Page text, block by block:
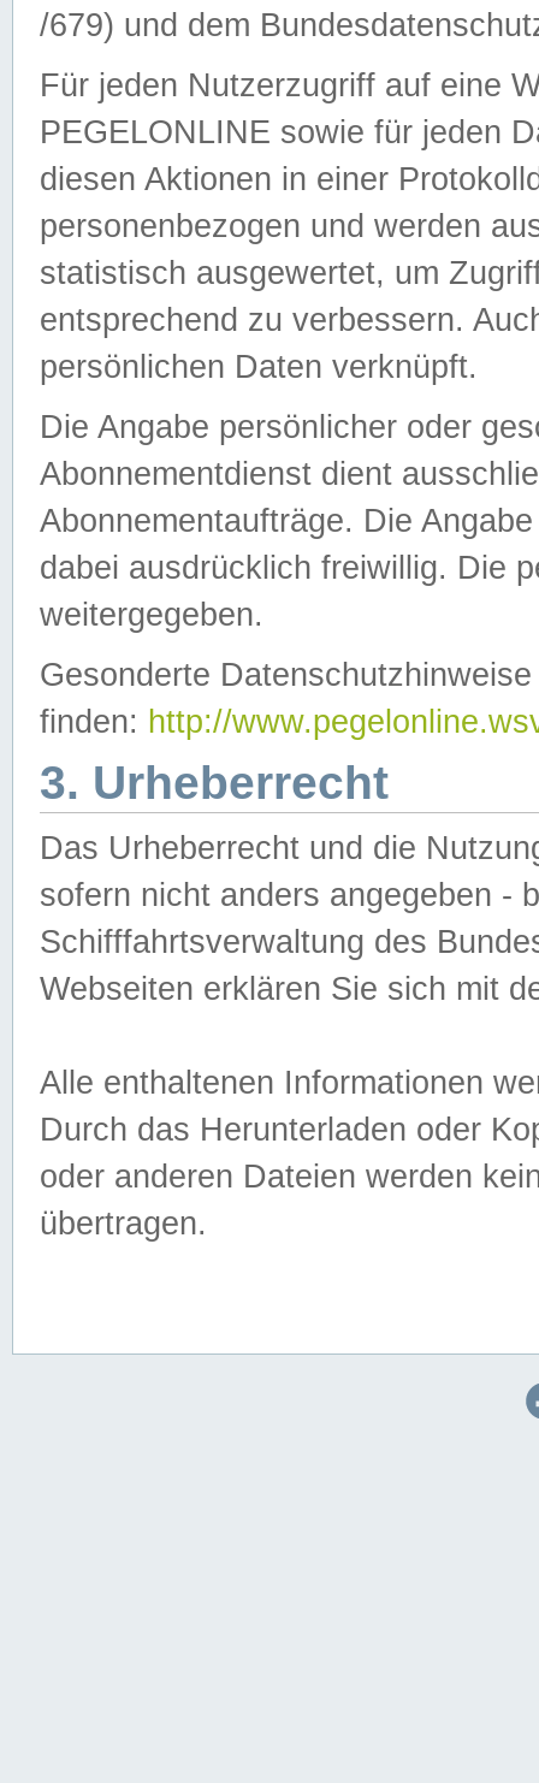
/679) und dem
Für jeden Nutzerzugriff auf eine
PEGELONLINE sowie für jeden
diesen Aktionen in einer
personenbezogen und werden
statistisch ausgewertet, um
entsprechend zu verbessern.
persönlichen Daten verknüpft.
Die Angabe persönlicher oder
Abonnementdienst dient
Abonnementaufträge. Die
dabei ausdrücklich freiwillig. Die
weitergegeben.
Gesonderte
finden: http://
3. Urheberrecht
Das Urheberrecht und die
sofern nicht anders angegeben -
Schifffahrtsverwaltung des
Webseiten erklären Sie sich mit
Alle enthaltenen Informationen
Durch das Herunterladen oder
oder anderen Dateien werden
übertragen.